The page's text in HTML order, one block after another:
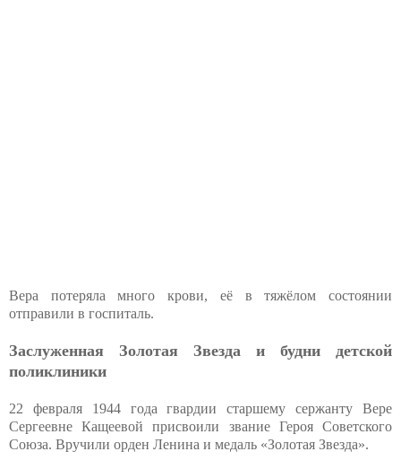
Вера потеряла много крови, её в тяжёлом состоянии
отправили в госпиталь.
Заслуженная Золотая Звезда и будни детской
поликлиники
22 февраля 1944 года гвардии старшему сержанту Вере
Сергеевне Кащеевой присвоили звание Героя Советского
Союза. Вручили орден Ленина и медаль «Золотая Звезда».